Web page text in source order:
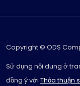
Copyright © ODS
Sử dụng nội dung ở
đồng ý với Thỏa thuận